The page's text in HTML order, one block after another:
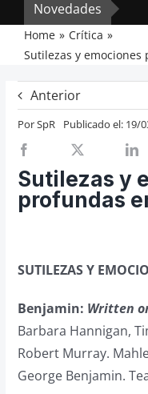
Inicio
Actual
Artículos
Crítica
Previos de ópera
Cosas de Beckmesser
Novedades
Home
Crítica
Sutilezas y emociones
Anterior
PorSpR Publicado el: 19/
Sutilezas y
profundas
SUTILEZAS Y
Benjamin: Written
Barbara Hannigan,
Robert Murray.
George Benjamin.